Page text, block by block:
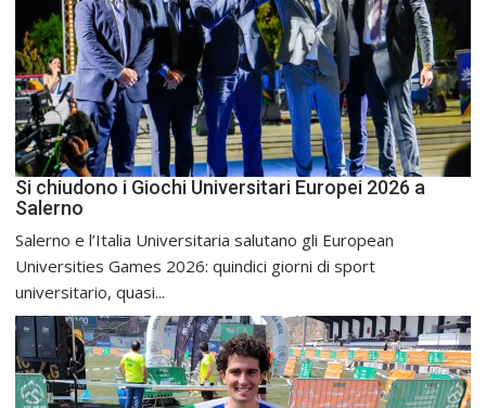
Si chiudono i Giochi Universitari Europei 2026 a
Salerno
Salerno e l’Italia Universitaria salutano gli European
Universities Games 2026: quindici giorni di sport
universitario, quasi...